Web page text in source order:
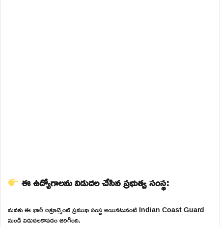
ఈ ఉద్యోగాలను విడుదల చేసిన ప్రభుత్వ సంస్థ:
మనకు ఈ భారీ రిక్రూట్మెంట్ ప్రముఖ సంస్థ అయినటువంటి Indian Coast Guard
నుండి విడుదలకావడం జరిగింది.